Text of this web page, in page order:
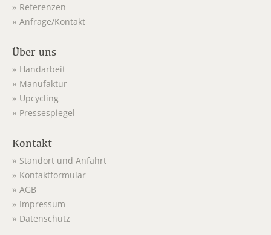
Referenzen
Anfrage/Kontakt
Über uns
Handarbeit
Manufaktur
Upcycling
Pressespiegel
Kontakt
Standort und Anfahrt
Kontaktformular
AGB
Impressum
Datenschutz